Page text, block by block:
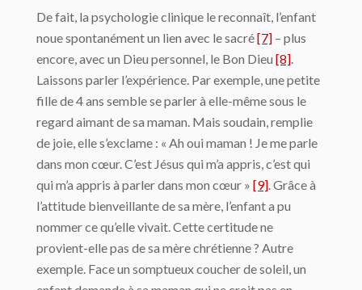
De fait, la psychologie clinique le reconnaît, l’enfant
noue spontanément un lien avec le sacré[7] – plus
encore, avec un Dieu personnel, le Bon Dieu [8].
Laissons parler l’expérience. Par exemple, une petite
fille de 4 ans semble se parler à elle-même sous le
regard aimant de sa maman. Mais soudain, remplie
de joie, elle s’exclame : « Ah oui maman ! Je me parle
dans mon cœur. C’est Jésus qui m’a appris, c’est qui
qui m’a appris à parler dans mon cœur » [9]. Grâce à
l’attitude bienveillante de sa mère, l’enfant a pu
nommer ce qu’elle vivait. Cette certitude ne
provient-elle pas de sa mère chrétienne ? Autre
exemple. Face un somptueux coucher de soleil, un